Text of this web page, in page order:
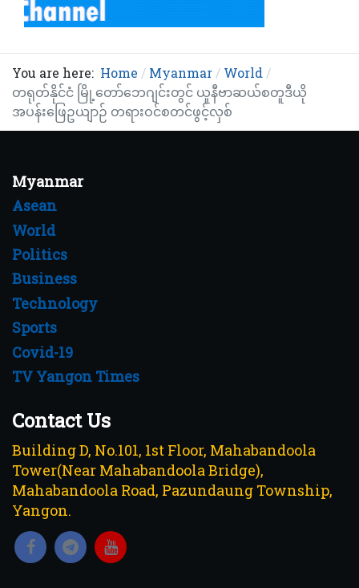
You are here: Home Myanmar
World
တရုတ်နိုင်ငံ မြို့တော်ဘေဂျင်းတွင် ယူနီဗာဆယ်စတူဒီယို
အပန်းဖြေဥယျာဉ် တရားဝင်စတင်ဖွင့်လှစ်
Myanmar
Asean
World
Politics
Business
Technology
Sports
Covid-19
TV Yangon Times
Contact Us
Building D, No.101, 1st Floor, Mahabandoola
Tower(Near Mahabandoola Bridge),
Mahabandoola Road, Pazundaung Township,
Yangon.